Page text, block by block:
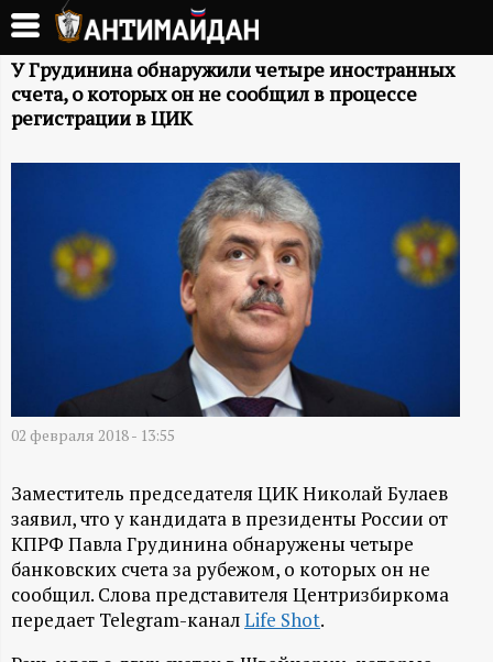
Перейти
основному
содержанию
А
Н
Т
Д
А
Н
-
и
У Грудинина обнаружили четыре иностранных
счета, о которых он не сообщил в процессе
регистрации в ЦИК
02 февраля 2018 - 13:55
Заместитель председателя ЦИК Николай Булаев
заявил, что у кандидата в президенты России от
КПРФ Павла Грудинина обнаружены четыре
банковских счета за рубежом, о которых он не
сообщил. Слова представителя Центризбиркома
передает Telegram-каналLife Shot.